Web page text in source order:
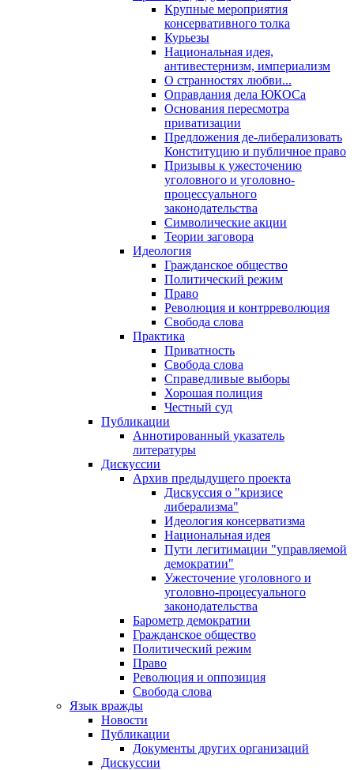
Крупные мероприятия
консервативного толка
Курьезы
Национальная идея,
антивестернизм, империализм
О странностях любви...
Оправдания дела ЮКОСа
Основания пересмотра
приватизации
Предложения де-либерализовать
Конституцию и публичное право
Призывы к ужесточению
уголовного и уголовно-
процессуального
законодательства
Символические акции
Теории заговора
Идеология
Гражданское общество
Политический режим
Право
Революция и контрреволюция
Свобода слова
Практика
Приватность
Свобода слова
Справедливые выборы
Хорошая полиция
Честный суд
Публикации
Аннотированный указатель
литературы
Дискуссии
Архив предыдущего проекта
Дискуссия о "кризисе
либерализма"
Идеология консерватизма
Национальная идея
Пути легитимации "управляемой
демократии"
Ужесточение уголовного и
уголовно-процесуального
законодательства
Барометр демократии
Гражданское общество
Политический режим
Право
Революция и оппозиция
Свобода слова
Язык вражды
Новости
Публикации
Документы других организаций
Дискуссии